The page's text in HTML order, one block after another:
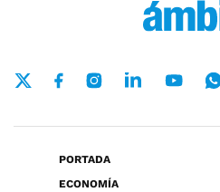
PORTADA
ECONOMÍA